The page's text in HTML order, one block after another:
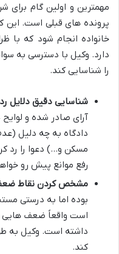
مهمترین و اولین گام برای
پرونده های قبلی است.
خانواده انجام شود که با
دارد. وکیل با دسترسی به
را شناسایی کند.
شناسایی دقیق دلایل
آرای صادر شده و
دادگاه به چه دلیل
مسکن و…) دعوا را رد
رفع موانع پیش رو
مشخص کردن نقاط
بوده اما به درستی
است واقعاً ضعف هایی
داشته است. وکیل به
کند.